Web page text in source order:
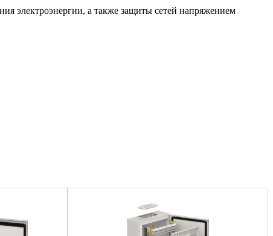
электроэнергии, а также защиты сетей напряжением